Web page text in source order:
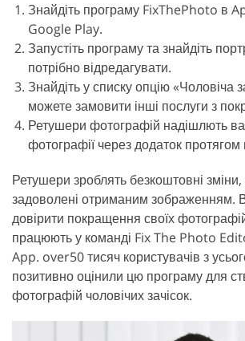
Знайдіть програму FixThePhoto в
Google Play.
Запустіть програму та знайдіть
потрібно відредагувати.
Знайдіть у списку опцію «Чоловіча
можете замовити інші послуги з
Ретушери фотографій надішлють
фотографії через додаток протягом
Ретушери зроблять безкоштовні
задоволені отриманим зображенням.
довірити покращення своїх
працюють у команді Fix The Photo
App. over50 тисяч користувачів з
позитивно оцінили цю програму для
фотографій чоловічих зачісок.